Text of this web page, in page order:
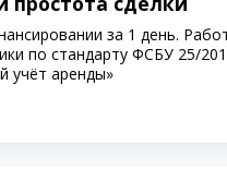
за 1 день.
по стандарту ФСБУ 25/
учёт аренды»